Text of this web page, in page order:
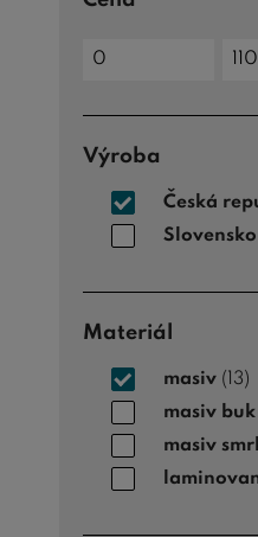
Cena
do
Výroba
Česká
Slovensko
Materiál
masiv (13)
masiv buk
masiv